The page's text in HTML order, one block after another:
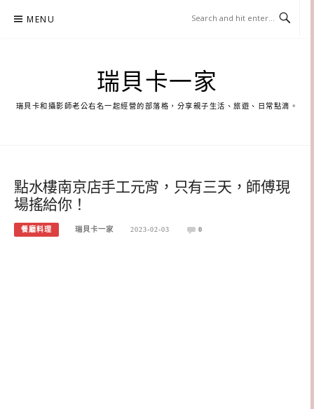
MENU
瑞貝卡一家
瑞貝卡和攝影師老公右名一起經營的部落格，分享親子生活、旅遊、日常點滴。
點水樓南京店手工元宵，只有三天，師傅現
場搖給你！
餐廳料理 瑞貝卡一家 2023-02-03 0